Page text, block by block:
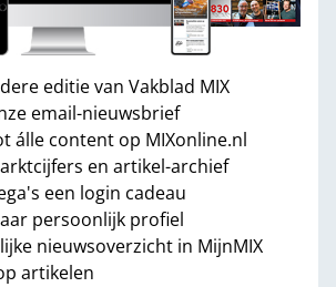
editie van Vakblad MIX
email-nieuwsbrief
álle content op MIXonline.nl
en artikel-archief
een login cadeau
persoonlijk profiel
nieuwsoverzicht in MijnMIX
artikelen